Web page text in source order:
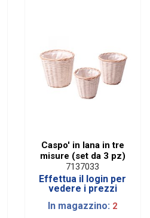
Caspo' in lana in tre
misure (set da 3 pz)
7137033
Effettua il login per
vedere i prezzi
In magazzino: 2